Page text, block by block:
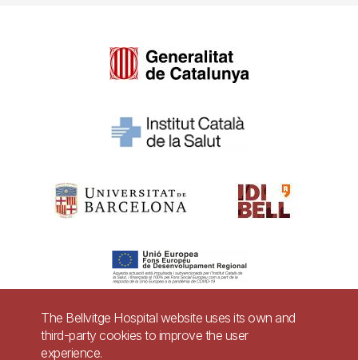
Pie
The Bellvitge Hospital website uses its own and
third-party cookies to improve the user
experience.